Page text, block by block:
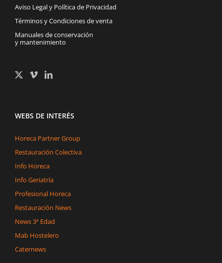
Aviso Legal y Política de Privacidad
Términos y Condiciones de venta
Manuales de conservación
y mantenimiento
WEBS DE INTERÉS
Horeca Partner Group
Restauración Colectiva
Info Horeca
Info Geriatría
Profesional Horeca
Restauración News
News 3ª Edad
Mab Hostelero
Caternews